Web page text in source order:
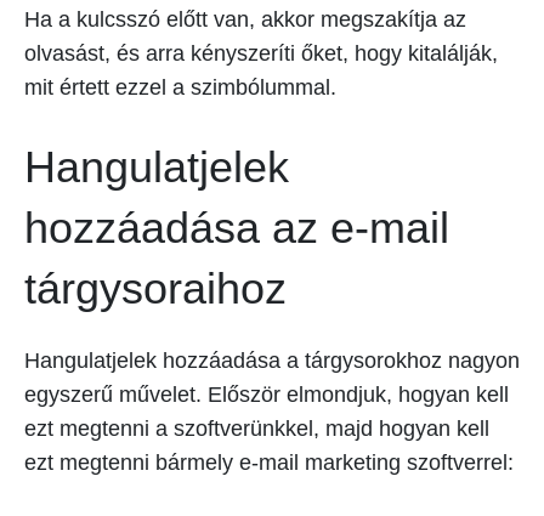
Ha a kulcsszó előtt van, akkor megszakítja az
olvasást, és arra kényszeríti őket, hogy kitalálják,
mit értett ezzel a szimbólummal.
Hangulatjelek
hozzáadása az e-mail
tárgysoraihoz
Hangulatjelek hozzáadása a tárgysorokhoz nagyon
egyszerű művelet. Először elmondjuk, hogyan kell
ezt megtenni a szoftverünkkel, majd hogyan kell
ezt megtenni bármely e-mail marketing szoftverrel: